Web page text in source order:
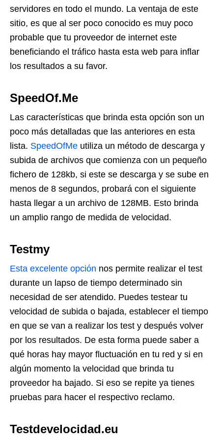
servidores en todo el mundo. La ventaja de este
sitio, es que al ser poco conocido es muy poco
probable que tu proveedor de internet este
beneficiando el tráfico hasta esta web para inflar
los resultados a su favor.
SpeedOf.Me
Las características que brinda esta opción son un
poco más detalladas que las anteriores en esta
lista. SpeedOfMe utiliza un método de descarga y
subida de archivos que comienza con un pequeño
fichero de 128kb, si este se descarga y se sube en
menos de 8 segundos, probará con el siguiente
hasta llegar a un archivo de 128MB. Esto brinda
un amplio rango de medida de velocidad.
Testmy
Esta excelente opción nos permite realizar el test
durante un lapso de tiempo determinado sin
necesidad de ser atendido. Puedes testear tu
velocidad de subida o bajada, establecer el tiempo
en que se van a realizar los test y después volver
por los resultados. De esta forma puede saber a
qué horas hay mayor fluctuación en tu red y si en
algún momento la velocidad que brinda tu
proveedor ha bajado. Si eso se repite ya tienes
pruebas para hacer el respectivo reclamo.
Testdevelocidad.eu